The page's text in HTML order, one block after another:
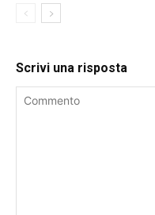
Scrivi una risposta